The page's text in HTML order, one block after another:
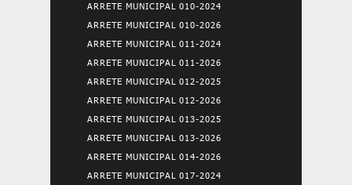
ARRETE MUNICIPAL 010-2024
ARRETE MUNICIPAL 010-2026
ARRETE MUNICIPAL 011-2024
ARRETE MUNICIPAL 011-2026
ARRETE MUNICIPAL 012-2025
ARRETE MUNICIPAL 012-2026
ARRETE MUNICIPAL 013-2025
ARRETE MUNICIPAL 013-2026
ARRETE MUNICIPAL 014-2026
ARRETE MUNICIPAL 017-2024